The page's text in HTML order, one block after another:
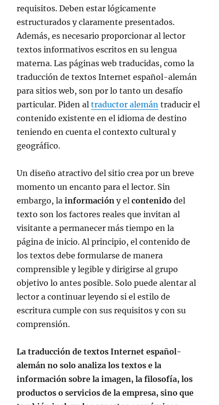
requisitos. Deben estar lógicamente
estructurados y claramente presentados.
Además, es necesario proporcionar al lector
textos informativos escritos en su lengua
materna. Las páginas web traducidas, como la
traducción de textos Internet español-alemán
para sitios web, son por lo tanto un desafío
particular. Piden altraductor alemán traducir el
contenido existente en el idioma de destino
teniendo en cuenta el contexto cultural y
geográfico.
Un diseño atractivo del sitio crea por un breve
momento un encanto para el lector. Sin
embargo, lainformación y elcontenido del
texto son los factores reales que invitan al
visitante a permanecer más tiempo en la
página de inicio. Al principio, el contenido de
los textos debe formularse de manera
comprensible y legible y dirigirse al grupo
objetivo lo antes posible. Solo puede alentar al
lector a continuar leyendo si el estilo de
escritura cumple con sus requisitos y con su
comprensión.
La traducción de textos Internet español-
alemán no solo analiza los textos e la
información sobre la imagen, la filosofía, los
productos o servicios de la empresa, sino que